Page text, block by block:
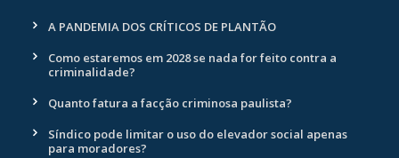
A PANDEMIA DOS CRÍTICOS DE PLANTÃO
Como estaremos em 2028 se nada for feito contra a
criminalidade?
Quanto fatura a facção criminosa paulista?
Síndico pode limitar o uso do elevador social apenas
para moradores?